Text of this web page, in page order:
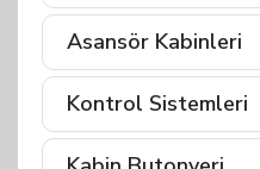
Asansör Kabinleri
Kontrol Sistemleri